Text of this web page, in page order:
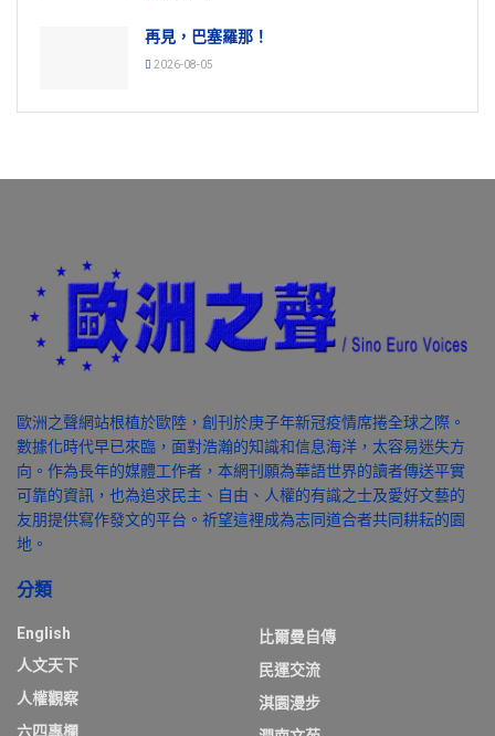
再見，巴塞羅那！
2026-08-05
歐洲之聲網站根植於歐陸，創刊於庚子年新冠疫情席捲全球之際。
數據化時代早已來臨，面對浩瀚的知識和信息海洋，太容易迷失方
向。作為長年的媒體工作者，本網刊願為華語世界的讀者傳送平實
可靠的資訊，也為追求民主、自由、人權的有識之士及愛好文藝的
友朋提供寫作發文的平台。祈望這裡成為志同道合者共同耕耘的園
地。
分類
English
人文天下
人權觀察
六四專欄
比爾曼自傳
民運交流
淇園漫步